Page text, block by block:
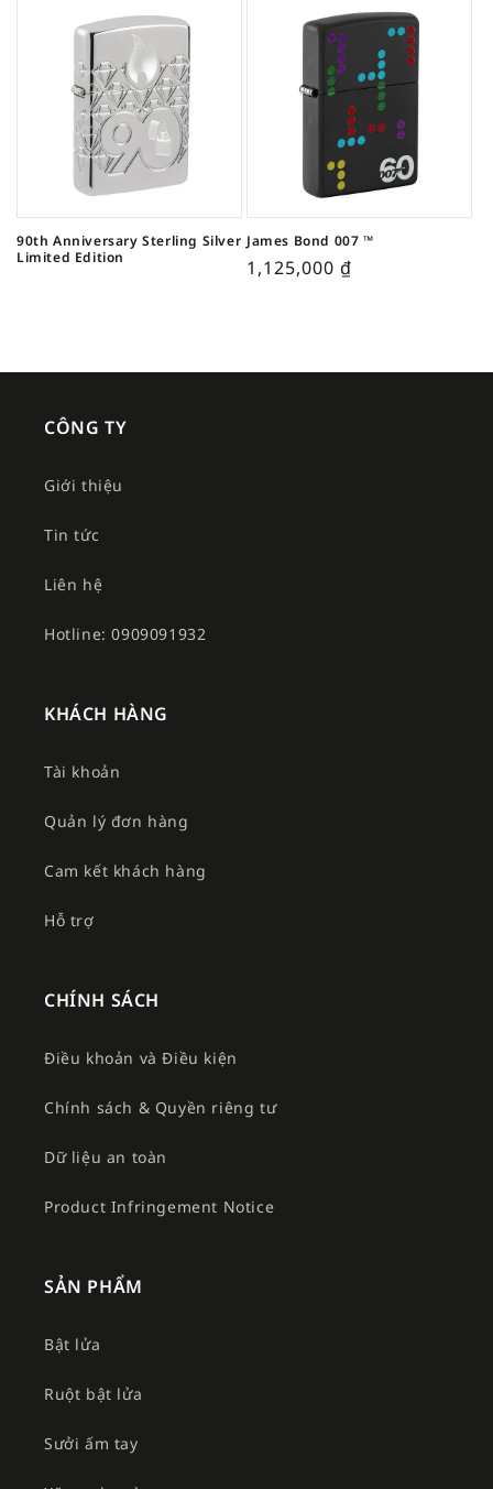
90th Anniversary Sterling Silver
Limited Edition
James Bond 007 ™
1,125,000 ₫
CÔNG TY
Giới thiệu
Tin tức
Liên hệ
Hotline: 0909091932
KHÁCH HÀNG
Tài khoản
Quản lý đơn hàng
Cam kết khách hàng
Hỗ trợ
CHÍNH SÁCH
Điều khoản và Điều kiện
Chính sách & Quyền riêng tư
Dữ liệu an toàn
Product Infringement Notice
SẢN PHẨM
Bật lửa
Ruột bật lửa
Sưởi ấm tay